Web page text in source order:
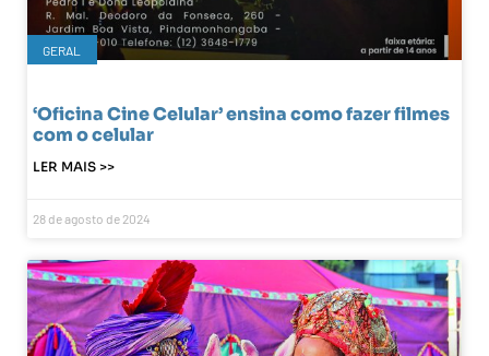
GERAL
‘Oficina Cine Celular’ ensina como fazer filmes
com o celular
LER MAIS >>
28 de agosto de 2024